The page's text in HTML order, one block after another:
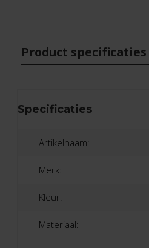
Product specificaties
Specificaties
Artikelnaam:
Merk:
Kleur:
Materiaal: